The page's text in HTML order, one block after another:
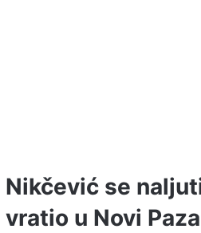
Nikčević se
vratio u Novi